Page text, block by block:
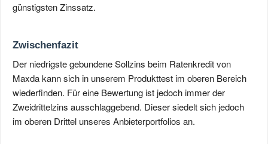
günstigsten Zinssatz.
Zwischenfazit
Der niedrigste gebundene Sollzins beim Ratenkredit von
Maxda kann sich in unserem Produkttest im oberen Bereich
wiederfinden. Für eine Bewertung ist jedoch immer der
Zweidrittelzins ausschlaggebend. Dieser siedelt sich jedoch
im oberen Drittel unseres Anbieterportfolios an.